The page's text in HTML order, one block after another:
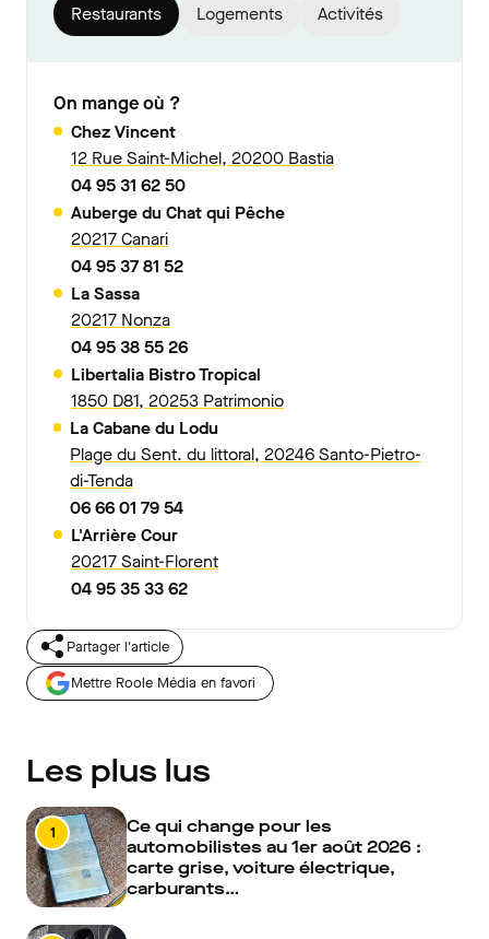
Restaurants Logements Activités
On mange où ?
Chez Vincent
12 Rue Saint-Michel, 20200 Bastia
04 95 31 62 50
Auberge du Chat qui Pêche
20217 Canari
04 95 37 81 52
La Sassa
20217 Nonza
04 95 38 55 26
Libertalia Bistro Tropical
1850 D81, 20253 Patrimonio
La Cabane du Lodu
Plage du Sent. du littoral, 20246 Santo-Pietro-
di-Tenda
06 66 01 79 54
L'Arrière Cour
20217 Saint-Florent
04 95 35 33 62
Partager l'article
Mettre Roole Média en favori
Les plus lus
1
Ce qui change pour les
automobilistes au 1er août 2026 :
carte grise, voiture électrique,
carburants…